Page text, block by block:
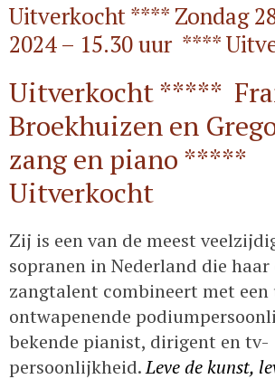
Uitverkocht **** Zondag
2024 – 15.30 uur ****
Uitverkocht *****
Broekhuizen en
zang en piano *****
Uitverkocht
Zij is een van de meest
sopranen in Nederland die
zangtalent combineert met een
ontwapenende
bekende pianist, dirigent en tv-
persoonlijkheid.Leve de kunst,